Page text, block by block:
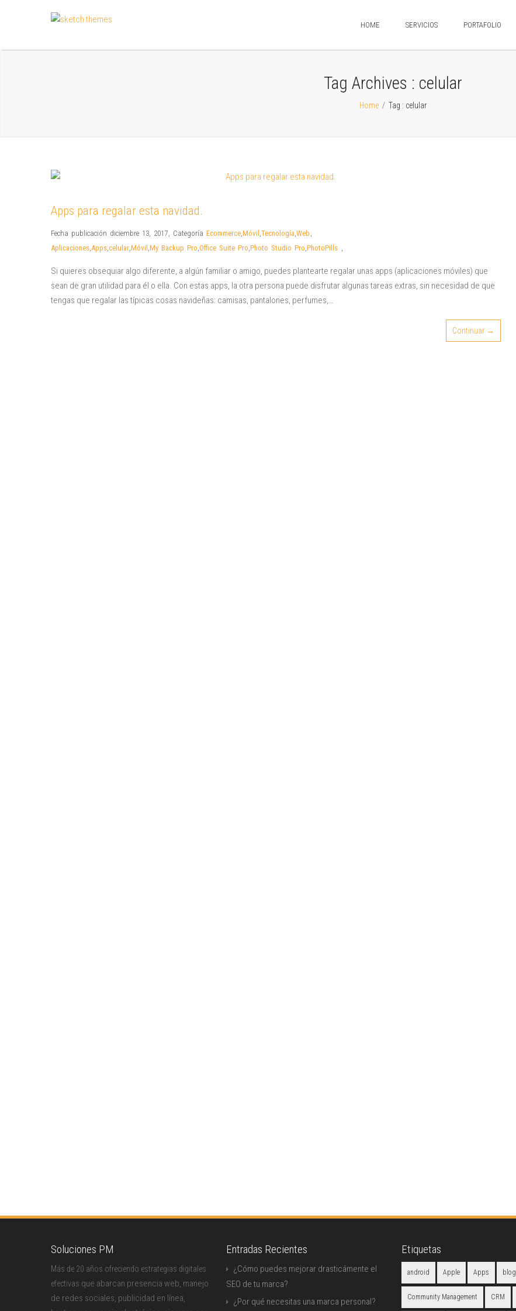
HOME SERVICIOS PORTAFOLIO
Tag Archives : celular
Home / Tag : celular
Apps para regalar esta navidad.
Fecha publicación diciembre 13, 2017, Categoría Ecommerce,Móvil ,Tecnología,Web ,
Aplicaciones,Apps,celular,Móvil ,My Backup Pro,Office Suite Pro,Photo Studio Pro,PhotoPills ,
Si quieres obsequiar algo diferente, a algún familiar o amigo, puedes plantearte regalar unas apps (aplicaciones móviles) que
sean de gran utilidad para él o ella. Con estas apps, la otra persona puede disfrutar algunas tareas extras, sin necesidad de que
tengas que regalar las típicas cosas navideñas: camisas, pantalones, perfumes,…
Continuar →
Soluciones PM
Más de 20 años ofreciendo estrategias digitales
efectivas que abarcan presencia web, manejo
de redes sociales, publicidad en línea,
Entradas Recientes
¿Cómo puedes mejorar drasticámente el
SEO de tu marca?
¿Por qué necesitas una marca personal?
Etiquetas
android Apple Apps blog
Community Management CRM